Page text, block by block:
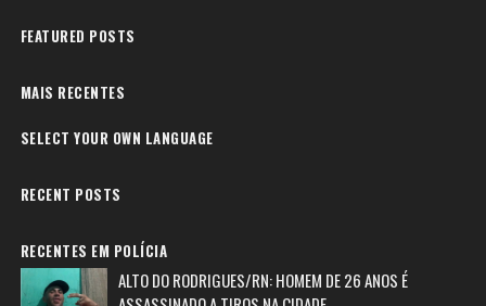
FEATURED POSTS
MAIS RECENTES
SELECT YOUR OWN LANGUAGE
RECENT POSTS
RECENTES EM POLÍCIA
ALTO DO RODRIGUES/RN: HOMEM DE 26 ANOS É